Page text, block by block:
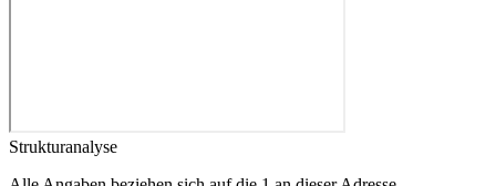
Strukturanalyse